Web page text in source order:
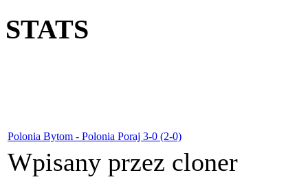
STATS
Polonia Bytom - Polonia Poraj 3-0 (2-0)
Wpisany przez cloner